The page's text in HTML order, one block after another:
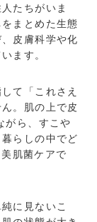
たちがいま
まとめた生態
皮膚科学や化
ます。
て「これさえ
。肌の上で皮
がら、すこや
らしの中でど
肌菌ケアで
に見ないこ